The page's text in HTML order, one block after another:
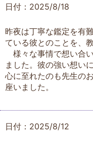
日付：2025/8/18
昨夜は丁寧な鑑定を有
ている彼とのことを、
様々な事情で想い合
ました。彼の強い想い
心に至れたのも先生の
座いました。
日付：2025/8/12